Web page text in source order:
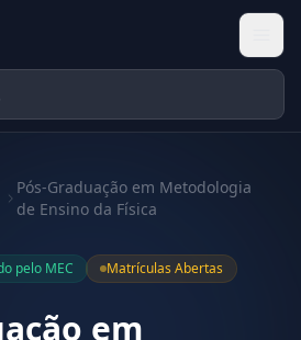
Inicial
Pós-Graduação em Metodologia
de Ensino da Física
pelo MEC Matrículas Abertas
em